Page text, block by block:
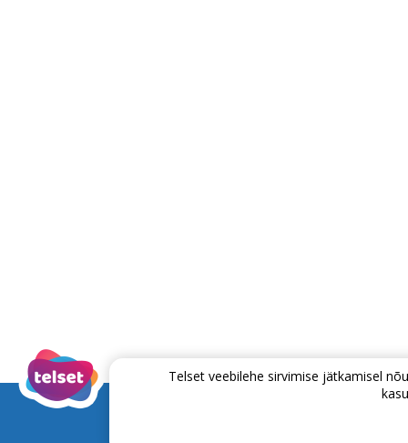
Telset veebilehe sirvimise jätkamisel